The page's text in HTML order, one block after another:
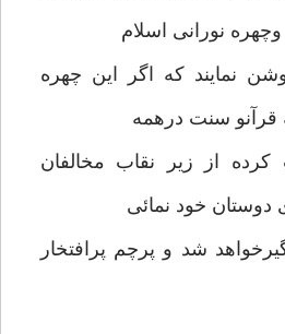
وچهره نورانی اسلام
نمایند که اگر این چهره
قرآنو سنت درهمه
کرده از زیر نقاب مخالفان
دوستان خود نمائی
شد و پرچم پرافتخار